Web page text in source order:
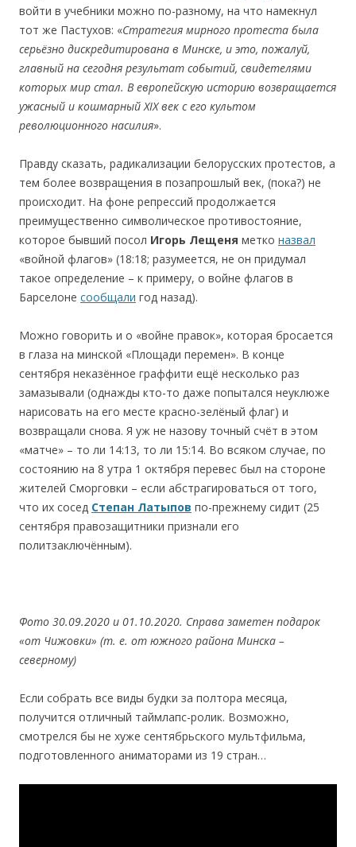
войти в учебники можно по-разному, на что намекнул
тот же Пастухов: «Стратегия мирного протеста была
серьёзно дискредитирована в Минске, и это, пожалуй,
главный на сегодня результат событий, свидетелями
которых мир стал. В европейскую историю возвращается
ужасный и кошмарный XIX век с его культом
революционного насилия».
Правду сказать, радикализации белорусских протестов, а
тем более возвращения в позапрошлый век, (пока?) не
происходит. На фоне репрессий продолжается
преимущественно символическое противостояние,
которое бывший посол Игорь Лещеня метко назвал
«войной флагов» (18:18; разумеется, не он придумал
такое определение – к примеру, о войне флагов в
Барселоне сообщали год назад).
Можно говорить и о «войне правок», которая бросается
в глаза на минской «Площади перемен». В конце
сентября неказённое граффити ещё несколько раз
замазывали (однажды кто-то даже попытался неуклюже
нарисовать на его месте красно-зелёный флаг) и
возвращали снова. Я уж не назову точный счёт в этом
«матче» – то ли 14:13, то ли 15:14. Во всяком случае, по
состоянию на 8 утра 1 октября перевес был на стороне
жителей Сморговки – если абстрагироваться от того,
что их сосед Степан Латыпов по-прежнему сидит (25
сентября правозащитники признали его
политзаключённым).
Фото 30.09.2020 и 01.10.2020. Справа заметен подарок
«от Чижовки» (т. е. от южного района Минска –
северному)
Если собрать все виды будки за полтора месяца,
получится отличный таймлапс-ролик. Возможно,
смотрелся бы не хуже сентябрьского мультфильма,
подготовленного аниматорами из 19 стран…